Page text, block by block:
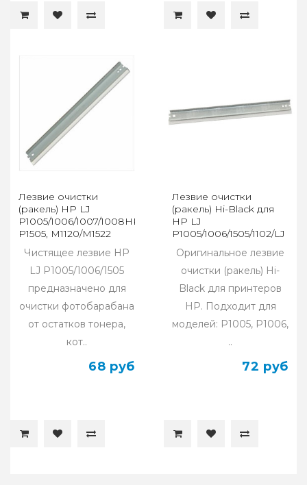
Лезвие очистки
(ракель) HP LJ
P1005/1006/1007/1008HP
P1505, M1120/M1522
Чистящее лезвие HP
LJ P1005/1006/1505
предназначено для
очистки фотобарабана
от остатков тонера,
кот..
68 руб
Лезвие очистки
(ракель) Hi-Black для
HP LJ
P1005/1006/1505/1102/LJ
Оригинальное лезвие
очистки (ракель) Hi-
Black для принтеров
HP. Подходит для
моделей: P1005, P1006,
..
72 руб